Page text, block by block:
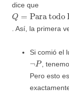
dice que
Q
Para todo Blurgx
, se tiene que x
come exactamente los lunes y los viernes
. Así, la primera
Si comió el
P,
Pero esto es